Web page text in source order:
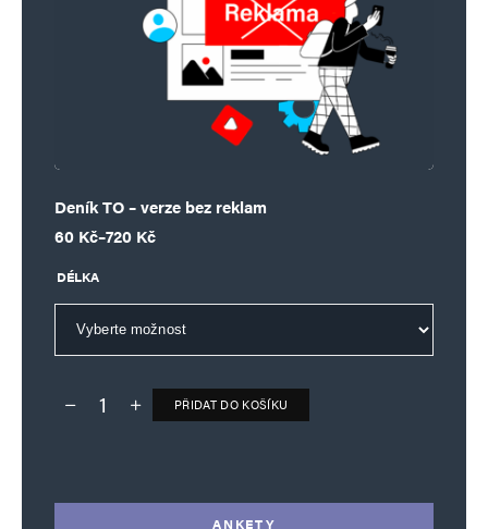
Deník TO – verze bez reklam
60 Kč–720 Kč
Rozpětí cen: 60 Kč až 720 Kč
DÉLKA
Deník TO – verze bez reklam množství
PŘIDAT DO KOŠÍKU
ANKETY